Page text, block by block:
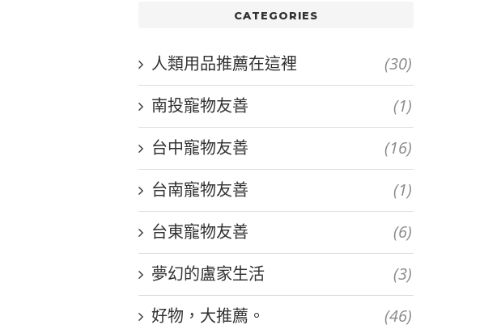
CATEGORIES
人類用品推薦在這裡
(30)
南投寵物友善
(1)
台中寵物友善
(16)
台南寵物友善
(1)
台東寵物友善
(6)
夢幻的盧家生活
(3)
好物，大推薦。
(46)